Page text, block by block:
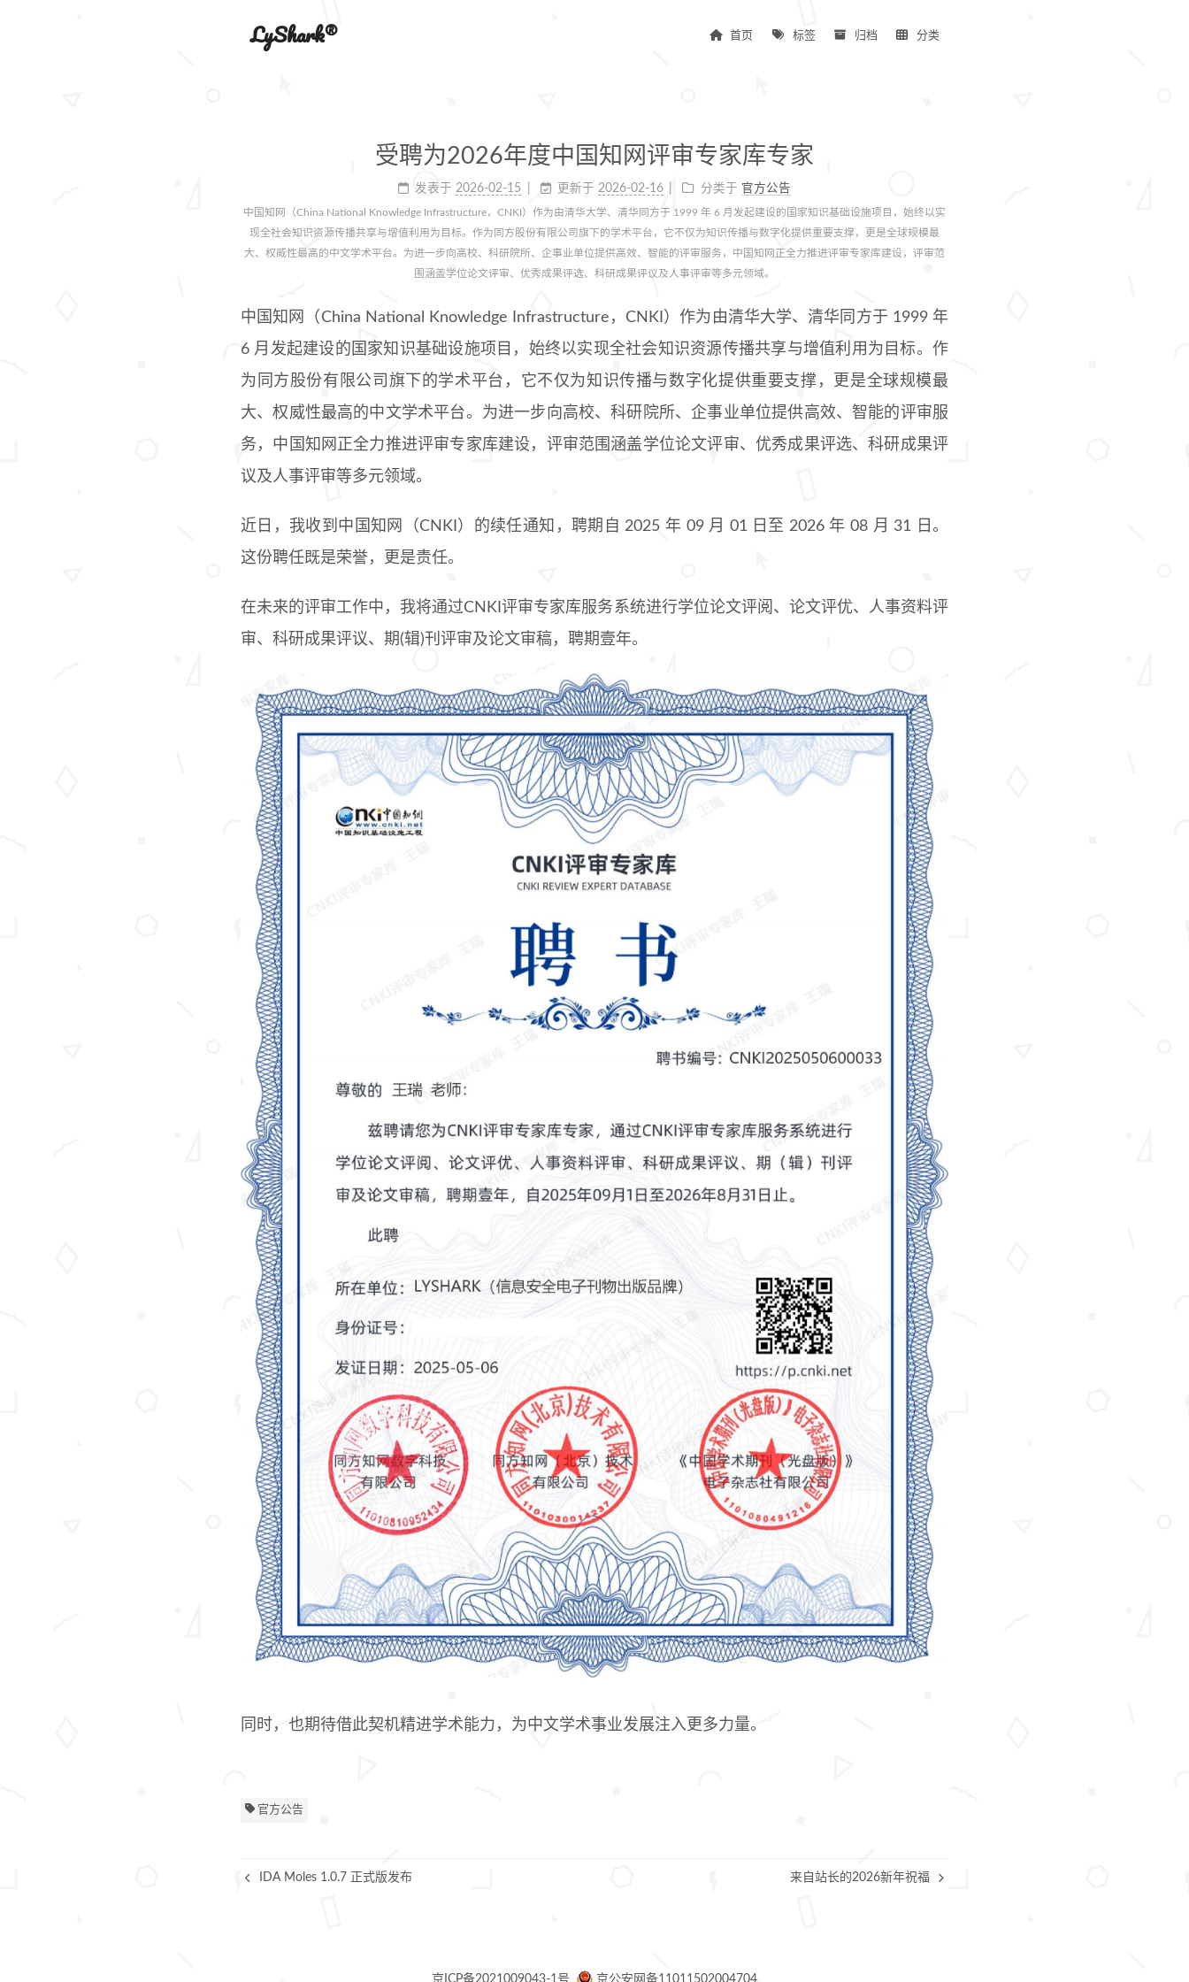
LyShark® 首页 标签 归档 分类
受聘为2026年度中国知网评审专家库专家
发表于 2026-02-15 更新于 2026-02-16 分类于 官方公告
中国知网（China National Knowledge Infrastructure，CNKI）作为由清华大学、清华同方于 1999 年 6 月发起建设的国家知识基础设施项目，始终以实
现全社会知识资源传播共享与增值利用为目标。作为同方股份有限公司旗下的学术平台，它不仅为知识传播与数字化提供重要支撑，更是全球规模最
大、权威性最高的中文学术平台。为进一步向高校、科研院所、企事业单位提供高效、智能的评审服务，中国知网正全力推进评审专家库建设，评审范
围涵盖学位论文评审、优秀成果评选、科研成果评议及人事评审等多元领域。
中国知网（China National Knowledge Infrastructure，CNKI）作为由清华大学、清华同方于 1999 年
6 月发起建设的国家知识基础设施项目，始终以实现全社会知识资源传播共享与增值利用为目标。作
为同方股份有限公司旗下的学术平台，它不仅为知识传播与数字化提供重要支撑，更是全球规模最
大、权威性最高的中文学术平台。为进一步向高校、科研院所、企事业单位提供高效、智能的评审服
务，中国知网正全力推进评审专家库建设，评审范围涵盖学位论文评审、优秀成果评选、科研成果评
议及人事评审等多元领域。
近日，我收到中国知网（CNKI）的续任通知，聘期自 2025 年 09 月 01 日至 2026 年 08 月 31 日。
这份聘任既是荣誉，更是责任。
在未来的评审工作中，我将通过CNKI评审专家库服务系统进行学位论文评阅、论文评优、人事资料评
审、科研成果评议、期(辑)刊评审及论文审稿，聘期壹年。
同时，也期待借此契机精进学术能力，为中文学术事业发展注入更多力量。
官方公告
IDA Moles 1.0.7 正式版发布 来自站长的2026新年祝福
京ICP备2021009043-1号 京公安网备11011502004704